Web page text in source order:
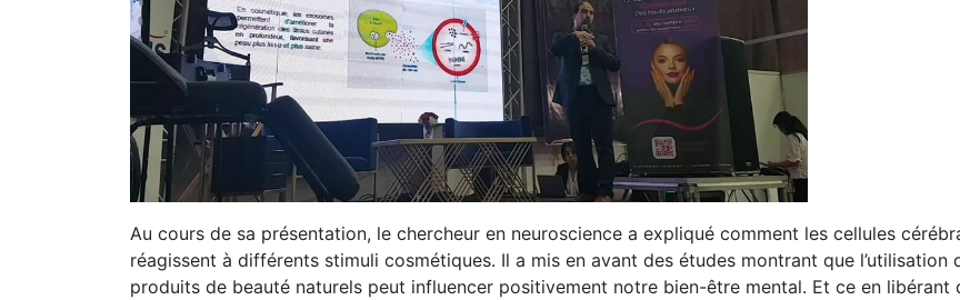
Au cours de sa présentation, le chercheur en neuroscience a expliqué comment les cellules
réagissent à différents stimuli cosmétiques. Il a mis en avant des études montrant que l’utilisation
produits de beauté naturels peut influencer positivement notre bien-être mental. Et ce en libérant